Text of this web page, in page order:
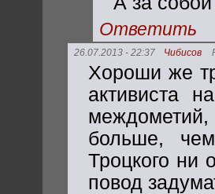
Ответить
26.07.2013 - 22:37 Чибисов
Хороши же
активиста
больше,
Троцкого ни
повод